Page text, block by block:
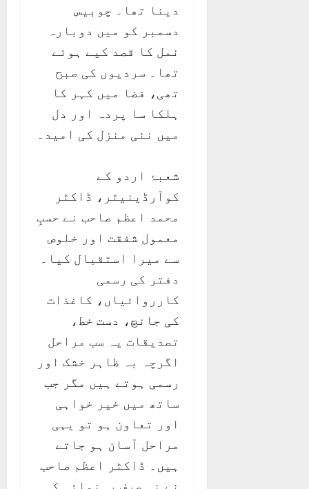
دینا تھا۔ چوبیس
دسمبر کو میں دوبارہ
نمل کا قصد کیے ہوئے
تھا۔ سردیوں کی صبح
تھی، فضا میں کہر کا
ہلکا سا پردہ اور دل
میں نئی منزل کی امید۔
شعبۂ اردو کے
کوآرڈینیٹر، ڈاکٹر
محمد اعظم صاحب نے حسبِ
معمول شفقت اور خلوص
سے میرا استقبال کیا۔
دفتر کی رسمی
کارروائیاں، کاغذات
کی جانچ، دست خط،
تصدیقات یہ سب مراحل
اگرچہ بہ ظاہر خشک اور
رسمی ہوتے ہیں مگر جب
ساتھ میں خیر خواہی
اور تعاون ہو تو یہی
مراحل آسان ہو جاتے
ہیں۔ ڈاکٹر اعظم صاحب